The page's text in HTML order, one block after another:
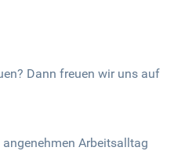
Dann freuen wir uns auf
Arbeitsalltag